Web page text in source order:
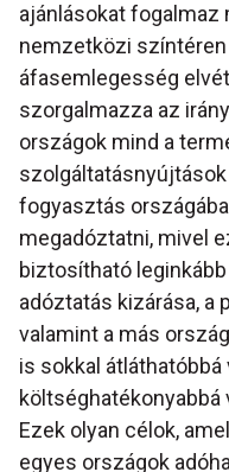
ajánlásokat fogalmaz
nemzetközi
áfasemlegesség
szorgalmazza az
országok mind a
fogyasztás
megadóztatni, mivel
biztosítható
adóztatás kizárása, a
valamint a más
is sokkal
Ezek olyan célok,
egyes országok